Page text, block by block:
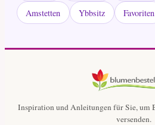
Amstetten
Ybbsitz Favoriten
Inspiration und Anleitungen für Sie, um
versenden.